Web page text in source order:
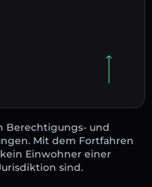
Berechtigungs- und
Mit dem Fortfahren
Einwohner einer
sind.